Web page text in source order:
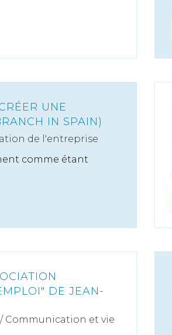
UNE
IN SPAIN)
de l'entreprise
comme étant
DE JEAN-
/ Communication et vie